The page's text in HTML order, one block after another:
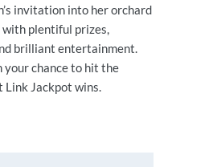
invitation into her orchard
with plentiful prizes,
brilliant entertainment.
your chance to hit the
Jackpot wins.